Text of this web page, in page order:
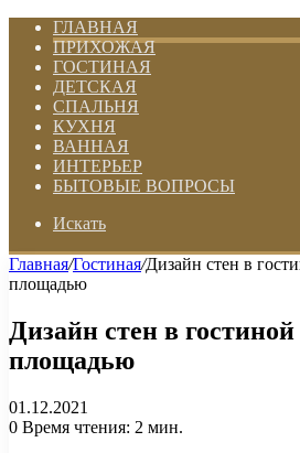
ГЛАВНАЯ
ПРИХОЖАЯ
ГОСТИНАЯ
ДЕТСКАЯ
СПАЛЬНЯ
КУХНЯ
ВАННАЯ
ИНТЕРЬЕР
БЫТОВЫЕ ВОПРОСЫ
Искать
Главная/Гостиная/Дизайн стен в
площадью
Дизайн стен в
площадью
01.12.2021
0 Время чтения: 2 мин.